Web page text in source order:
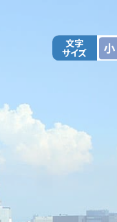
文字
サイズ 小